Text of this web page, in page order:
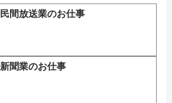
民間放送業のお仕事
新聞業のお仕事